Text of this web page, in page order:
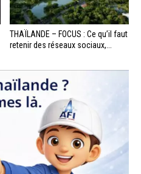
THAÏLANDE – FOCUS : Ce qu’il faut
retenir des réseaux sociaux,...